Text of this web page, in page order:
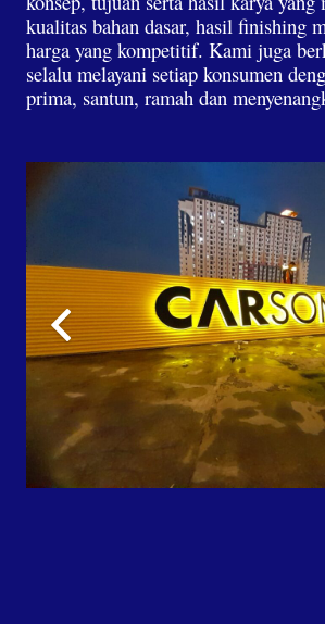
kualitas bahan dasar, hasil finishing
harga yang kompetitif. Kami juga
selalu melayani setiap konsumen
prima, santun, ramah dan